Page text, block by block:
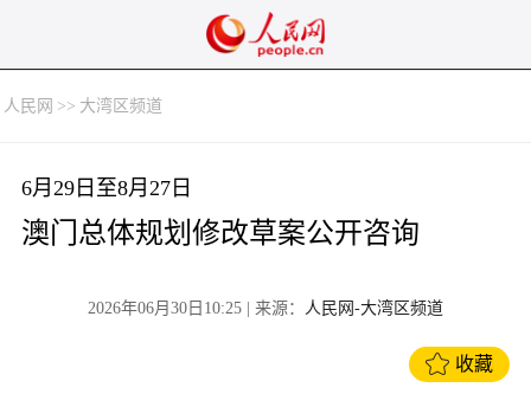
人民网 >> 大湾区频道
6月29日至8月27日
澳门总体规划修改草案公开咨询
2026年06月30日10:25 | 来源： 人民网-大湾区频道
收藏